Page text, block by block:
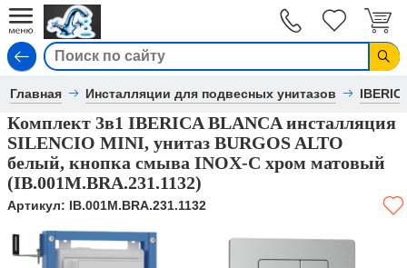
Главная Инсталляции для подвесных унитазов
Комплект 3в1 IBERICA BLANCA инсталляция
SILENCIO MINI, унитаз BURGOS ALTO
белый, кнопка смыва INOX-C хром матовый
(IB.001M.BRA.231.1132)
Артикул: IB.001M.BRA.231.1132